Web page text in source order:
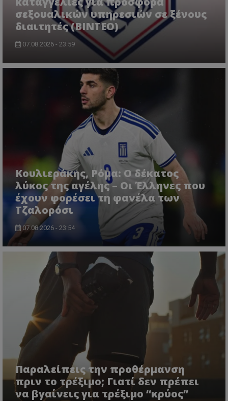
σεξουαλικών υπηρεσιών σε ξένους
διαιτητές (BINTEO)
07.08.2026 - 23:59
Κουλιεράκης, Ρόμα: Ο δέκατος
λύκος της αγέλης – Οι Έλληνες που
έχουν φορέσει τη φανέλα των
Τζαλορόσι
07.08.2026 - 23:54
Παραλείπεις την προθέρμανση
πριν το τρέξιμο; Γιατί δεν πρέπει
να βγαίνεις για τρέξιμο “κρύος”